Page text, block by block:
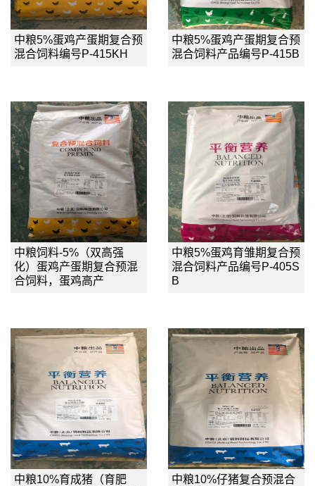
中粮5%蛋鸡产蛋期复合预
混合饲料编号P-415KH
中粮5%蛋鸡产蛋期复合预
混合饲料产品编号P-415B
中粮饲料-5%（双高强
化）蛋鸡产蛋期复合预混
合饲料，蛋鸡高产
中粮5%蛋鸡育雏期复合预
混合饲料产品编号P-405S
B
中粮10%育成猪（育肥
中粮10%仔猪复合预混合